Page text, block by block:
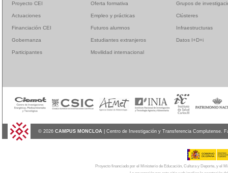
Proyecto CEI Oferta formativa Grupos de
Actuaciones Empleo y prácticas Clústeres
Financiación CEI Futuros alumnos Infraestructuras
Gobernanza Estudiantes extranjeros Datos I+D+i
Participantes Movilidad internacional
© 2026 CAMPUS MONCLOA | Centro de Investigación y Transferencia Complutense.
Proyecto financiado por el Ministerio de Educación, Cultura y Deporte, y el